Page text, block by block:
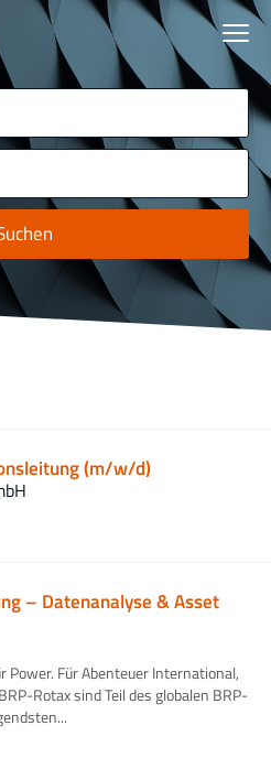
(m/w/d)
– Datenanalyse & Asset
Power. Für Abenteuer International,
Rotax sind Teil des globalen BRP-